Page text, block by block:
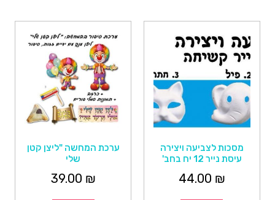
מסכות לצביעה ויצירה
עיסת נייר 12 יח בחב'
44.00 ₪
ערכת המחשה "ליצן קטן
שלי
39.00 ₪